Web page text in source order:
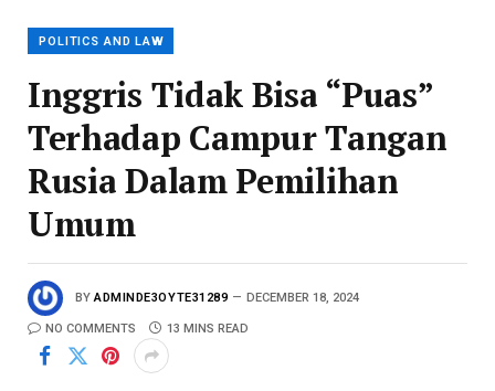
POLITICS AND LAW
Inggris Tidak Bisa “Puas”
Terhadap Campur Tangan
Rusia Dalam Pemilihan
Umum
BY ADMINDE3OYTE31289 DECEMBER 18, 2024
NO COMMENTS 13 MINS READ